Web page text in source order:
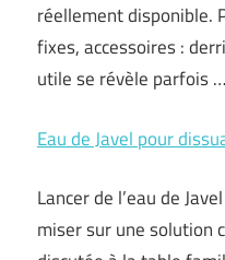
réellement disponible.
fixes, accessoires :
utile se révèle parfois …
Eau de Javel pour
Lancer de l’eau de
miser sur une solution